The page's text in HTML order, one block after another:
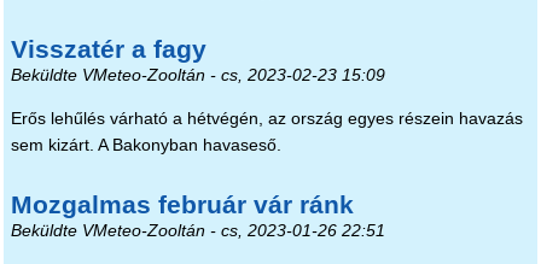
Visszatér a fagy
Beküldte VMeteo-Zooltán- cs, 2023-02-23 15:09
Erős lehűlés várható a hétvégén, az ország egyes részein havazás
sem kizárt. A Bakonyban havaseső.
Mozgalmas február vár ránk
Beküldte VMeteo-Zooltán- cs, 2023-01-26 22:51